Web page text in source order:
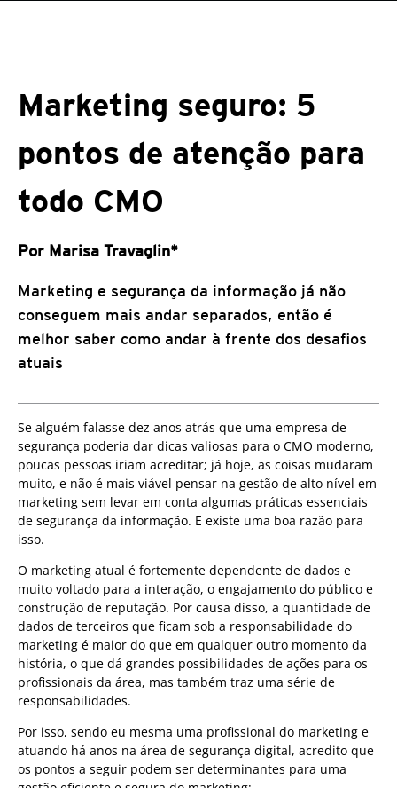
Marketing seguro: 5
pontos de atenção para
todo CMO
Por Marisa Travaglin*
Marketing e segurança da informação já não
conseguem mais andar separados, então é
melhor saber como andar à frente dos desafios
atuais
Se alguém falasse dez anos atrás que uma empresa de
segurança poderia dar dicas valiosas para o CMO moderno,
poucas pessoas iriam acreditar; já hoje, as coisas mudaram
muito, e não é mais viável pensar na gestão de alto nível em
marketing sem levar em conta algumas práticas essenciais
de segurança da informação. E existe uma boa razão para
isso.
O marketing atual é fortemente dependente de dados e
muito voltado para a interação, o engajamento do público e
construção de reputação. Por causa disso, a quantidade de
dados de terceiros que ficam sob a responsabilidade do
marketing é maior do que em qualquer outro momento da
história, o que dá grandes possibilidades de ações para os
profissionais da área, mas também traz uma série de
responsabilidades.
Por isso, sendo eu mesma uma profissional do marketing e
atuando há anos na área de segurança digital, acredito que
os pontos a seguir podem ser determinantes para uma